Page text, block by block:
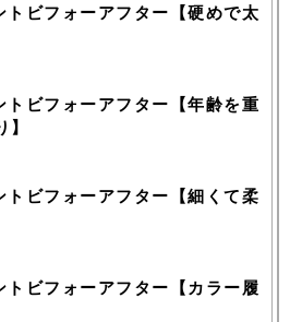
ビフォーアフター【硬めで太
ビフォーアフター【年齢を重
ビフォーアフター【細くて柔
ビフォーアフター【カラー履